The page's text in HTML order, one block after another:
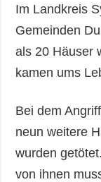
Im Landkreis
Gemeinden
als 20 Häuser
kamen ums
Bei dem
neun weitere
wurden
von ihnen